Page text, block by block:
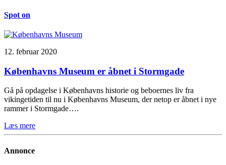
Spot on
12. februar 2020
Københavns Museum er åbnet i Stormgade
Gå på opdagelse i Københavns historie og beboernes liv fra
vikingetiden til nu i Københavns Museum, der netop er åbnet i nye
rammer i Stormgade….
Læs mere
Annonce